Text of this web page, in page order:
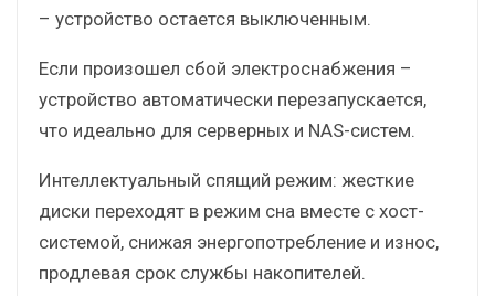
– устройство остается выключенным.
Если произошел сбой электроснабжения –
устройство автоматически перезапускается,
что идеально для серверных и NAS-систем.
Интеллектуальный спящий режим: жесткие
диски переходят в режим сна вместе с хост-
системой, снижая энергопотребление и износ,
продлевая срок службы накопителей.